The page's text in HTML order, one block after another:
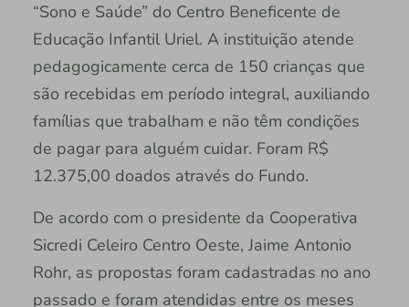
“Sono e Saúde” do Centro Beneficente de
Educação Infantil Uriel. A instituição atende
pedagogicamente cerca de 150 crianças que
são recebidas em período integral, auxiliando
famílias que trabalham e não têm condições
de pagar para alguém cuidar. Foram R$
12.375,00 doados através do Fundo.
De acordo com o presidente da Cooperativa
Sicredi Celeiro Centro Oeste, Jaime Antonio
Rohr, as propostas foram cadastradas no ano
passado e foram atendidas entre os meses